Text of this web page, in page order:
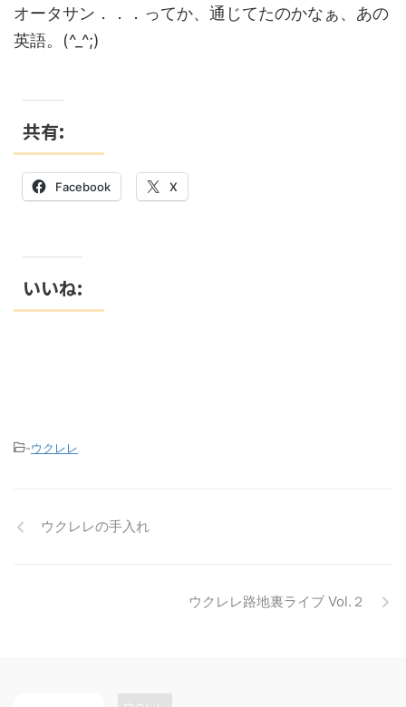
オータサン．．．ってか、通じてたのかなぁ、あの
英語。(^_^;)
共有:
Facebook X
いいね:
-ウクレレ
ウクレレの手入れ
ウクレレ路地裏ライブ Vol.２